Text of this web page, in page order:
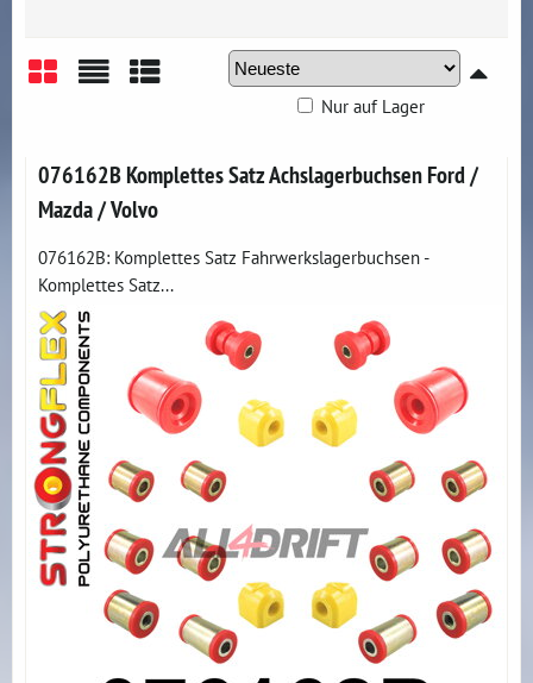
Nur auf Lager
076162B Komplettes Satz Achslagerbuchsen Ford /
Mazda / Volvo
076162B: Komplettes Satz Fahrwerkslagerbuchsen -
Komplettes Satz...